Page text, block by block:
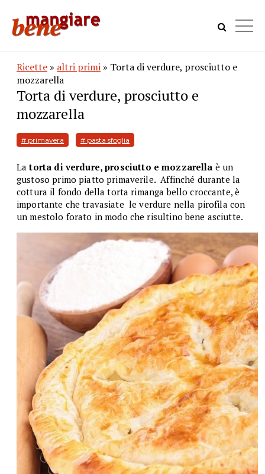
Ricette » altri primi » Torta di verdure, prosciutto e
mozzarella
Torta di verdure, prosciutto e
mozzarella
# primavera # pasta sfoglia
Latorta di verdure, prosciutto e mozzarella è un
gustoso primo piatto primaverile.Affinché durante la
cottura il fondo della torta rimanga bello croccante, è
importante che travasiate le verdure nella pirofila con
un mestolo forato in modo che risultino bene asciutte.